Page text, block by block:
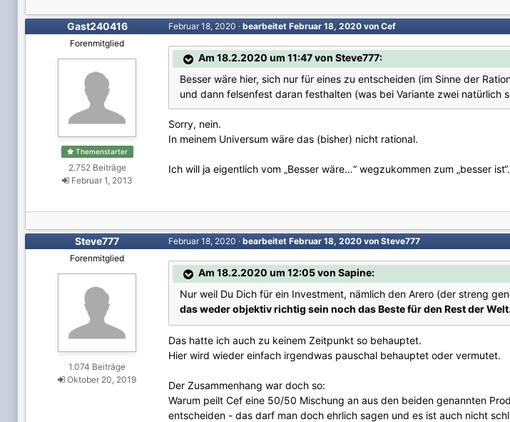
Gast240416
Forenmitglied
Themenstarter
2.752 Beiträge
Februar 1, 2013
Februar 18, 2020 · bearbeitet Februar 18, 2020 von Cef
Am 18.2.2020 um 11:47 von Steve777:
Besser wäre hier, sich nur für eines zu entscheiden (im Sinne der
und dann felsenfest daran festhalten (was bei Variante zwei natürlich
Sorry, nein.
In meinem Universum wäre das (bisher) nicht rational.
Ich will ja eigentlich vom „Besser wäre…“ wegzukommen zum „besser ist“.
Steve777
Forenmitglied
1.074 Beiträge
Oktober 20, 2019
Februar 18, 2020 · bearbeitet Februar 18, 2020 von Steve777
Am 18.2.2020 um 12:05 von Sapine:
Nur weil Du Dich für ein Investment, nämlich den Arero (der streng
das weder objektiv richtig sein noch das Beste für den Rest der
Das hatte ich auch zu keinem Zeitpunkt so behauptet.
Hier wird wieder einfach irgendwas pauschal behauptet oder vermutet.
Der Zusammenhang war doch so:
Warum peilt Cef eine 50/50 Mischung an aus den beiden genannten
entscheiden - das darf man doch ehrlich sagen und es ist auch nicht